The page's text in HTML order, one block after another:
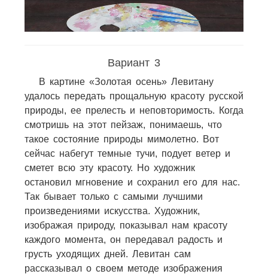
Вариант 3
В картине «Золотая осень» Левитану
удалось передать прощальную красоту русской
природы, ее прелесть и неповторимость. Когда
смотришь на этот пейзаж, понимаешь, что
такое состояние природы мимолетно. Вот
сейчас набегут темные тучи, подует ветер и
сметет всю эту красоту. Но художник
остановил мгновение и сохранил его для нас.
Так бывает только с самыми лучшими
произведениями искусства. Художник,
изображая природу, показывал нам красоту
каждого момента, он передавал радость и
грусть уходящих дней. Левитан сам
рассказывал о своем методе изображения